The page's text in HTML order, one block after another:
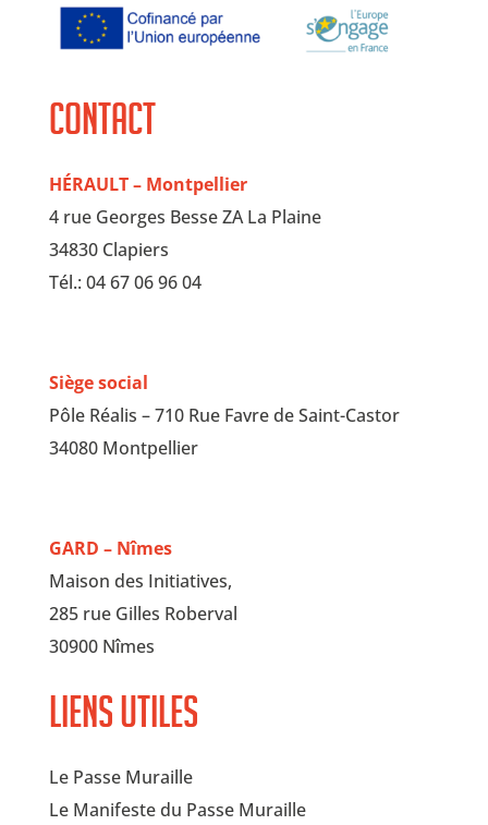
Contact
HÉRAULT – Montpellier
4 rue Georges Besse ZA La Plaine
34830 Clapiers
Tél.: 04 67 06 96 04
Siège social
Pôle Réalis – 710 Rue Favre de Saint-Castor
34080 Montpellier
GARD – Nîmes
Maison des Initiatives,
285 rue Gilles Roberval
30900 Nîmes
Liens utiles
Le Passe Muraille
Le Manifeste du Passe Muraille